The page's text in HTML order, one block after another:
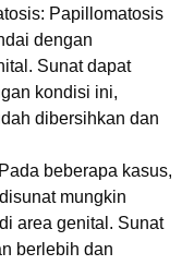
Papillomatosis
dengan
Sunat dapat
kondisi ini,
dibersihkan dan
Pada beberapa kasus,
mungkin
area genital. Sunat
berlebih dan